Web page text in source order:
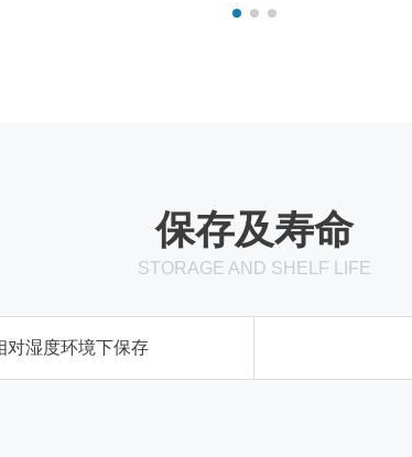
保存及寿命
STORAGE AND SHELF LIFE
湿度环境下保存